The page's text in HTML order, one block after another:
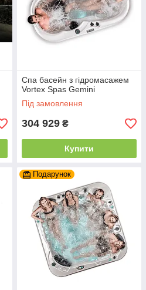
Спа басейн з гідромасажем
Vortex Spas Gemini
Під замовлення
304 929 ₴
Купити
Подарунок